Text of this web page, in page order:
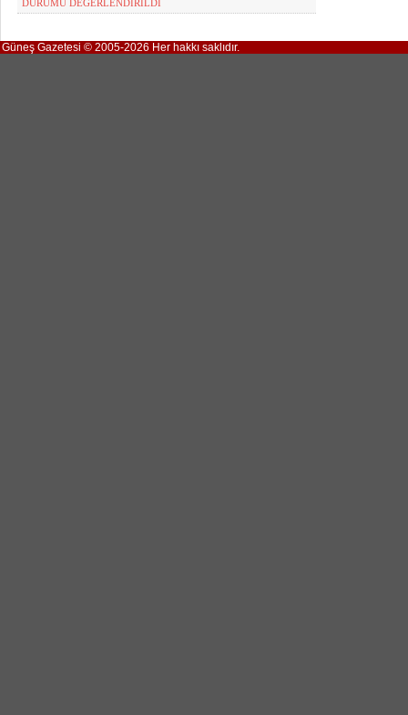
DURUMU DEĞERLENDİRİLDİ
Güneş Gazetesi © 2005-2026 Her hakkı saklıdır.